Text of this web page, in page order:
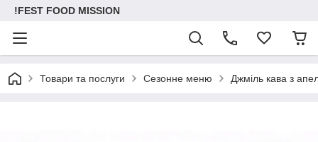
!FEST FOOD MISSION
Товари та послуги Сезонне меню Джміль кава з